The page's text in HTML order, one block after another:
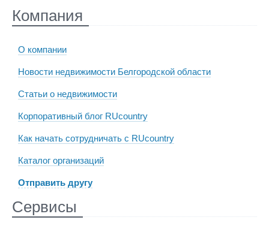
Компания
О компании
Новости недвижимости Белгородской области
Статьи о недвижимости
Корпоративный блог RUcountry
Как начать сотрудничать с RUcountry
Каталог организаций
Отправить другу
Сервисы